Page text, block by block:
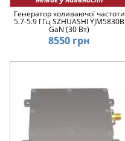
Генератор коливаючої частоти
5.7-5.9 ГГц SZHUASHI YJM5830B
GaN (30 Вт)
8550 грн